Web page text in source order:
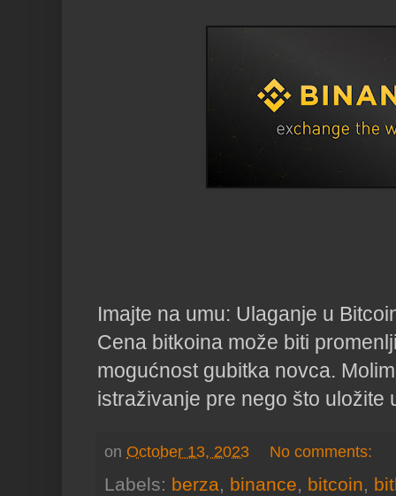
Imajte na umu: Ulaganje u
Cena bitkoina može biti
mogućnost gubitka novca.
istraživanje pre nego što uložite
on October 13, 2023 No comments:
Labels: berza, binance, bitcoin,